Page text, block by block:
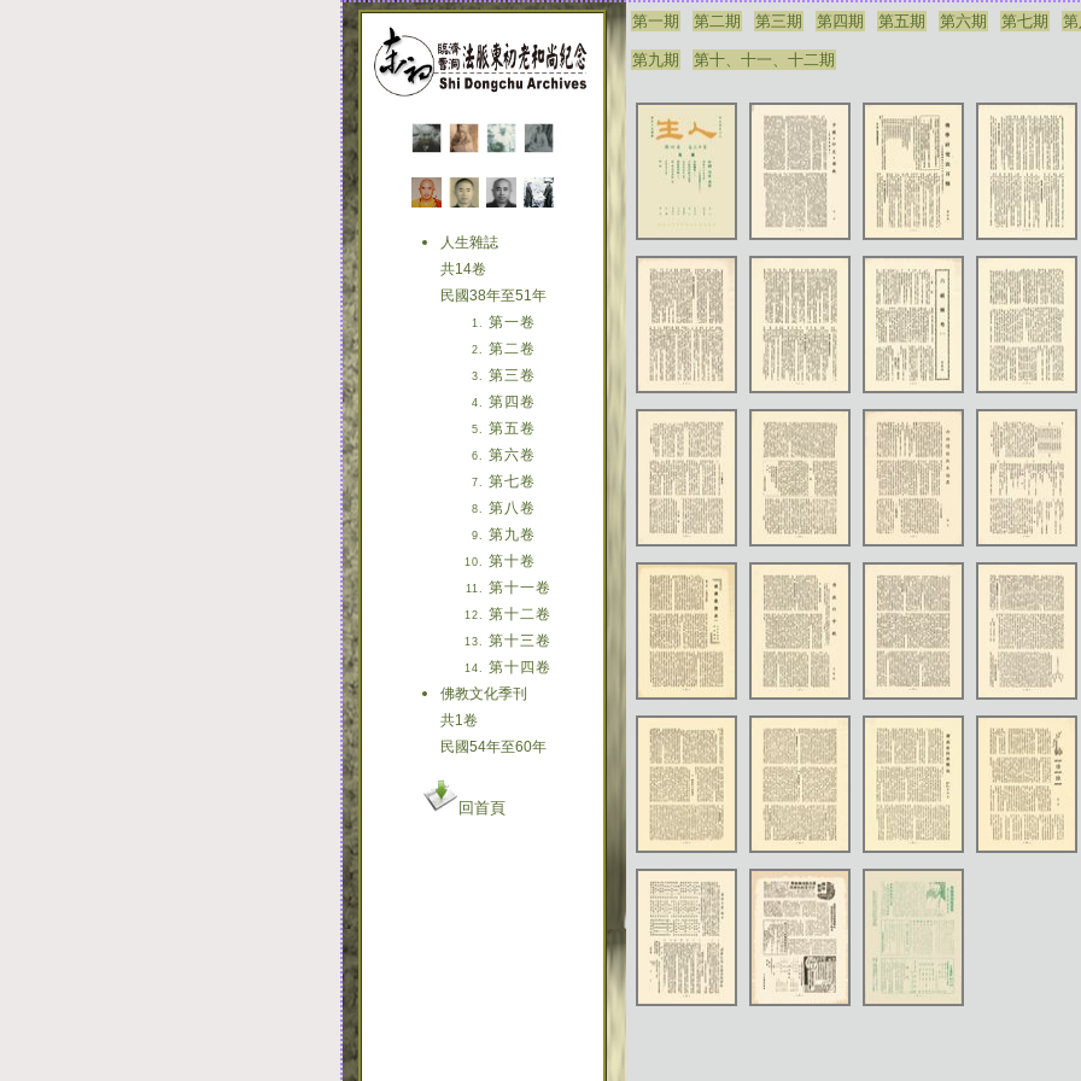
人生雜誌
共14卷
民國38年至51年
第一卷
第二卷
第三卷
第四卷
第五卷
第六卷
第七卷
第八卷
第九卷
第十卷
第十一卷
第十二卷
第十三卷
第十四卷
佛教文化季刊
共1卷
民國54年至60年
回首頁
第一期 第二期 第三期 第四期 第五期 第六期 第七期
第九期 第十、十一、十二期